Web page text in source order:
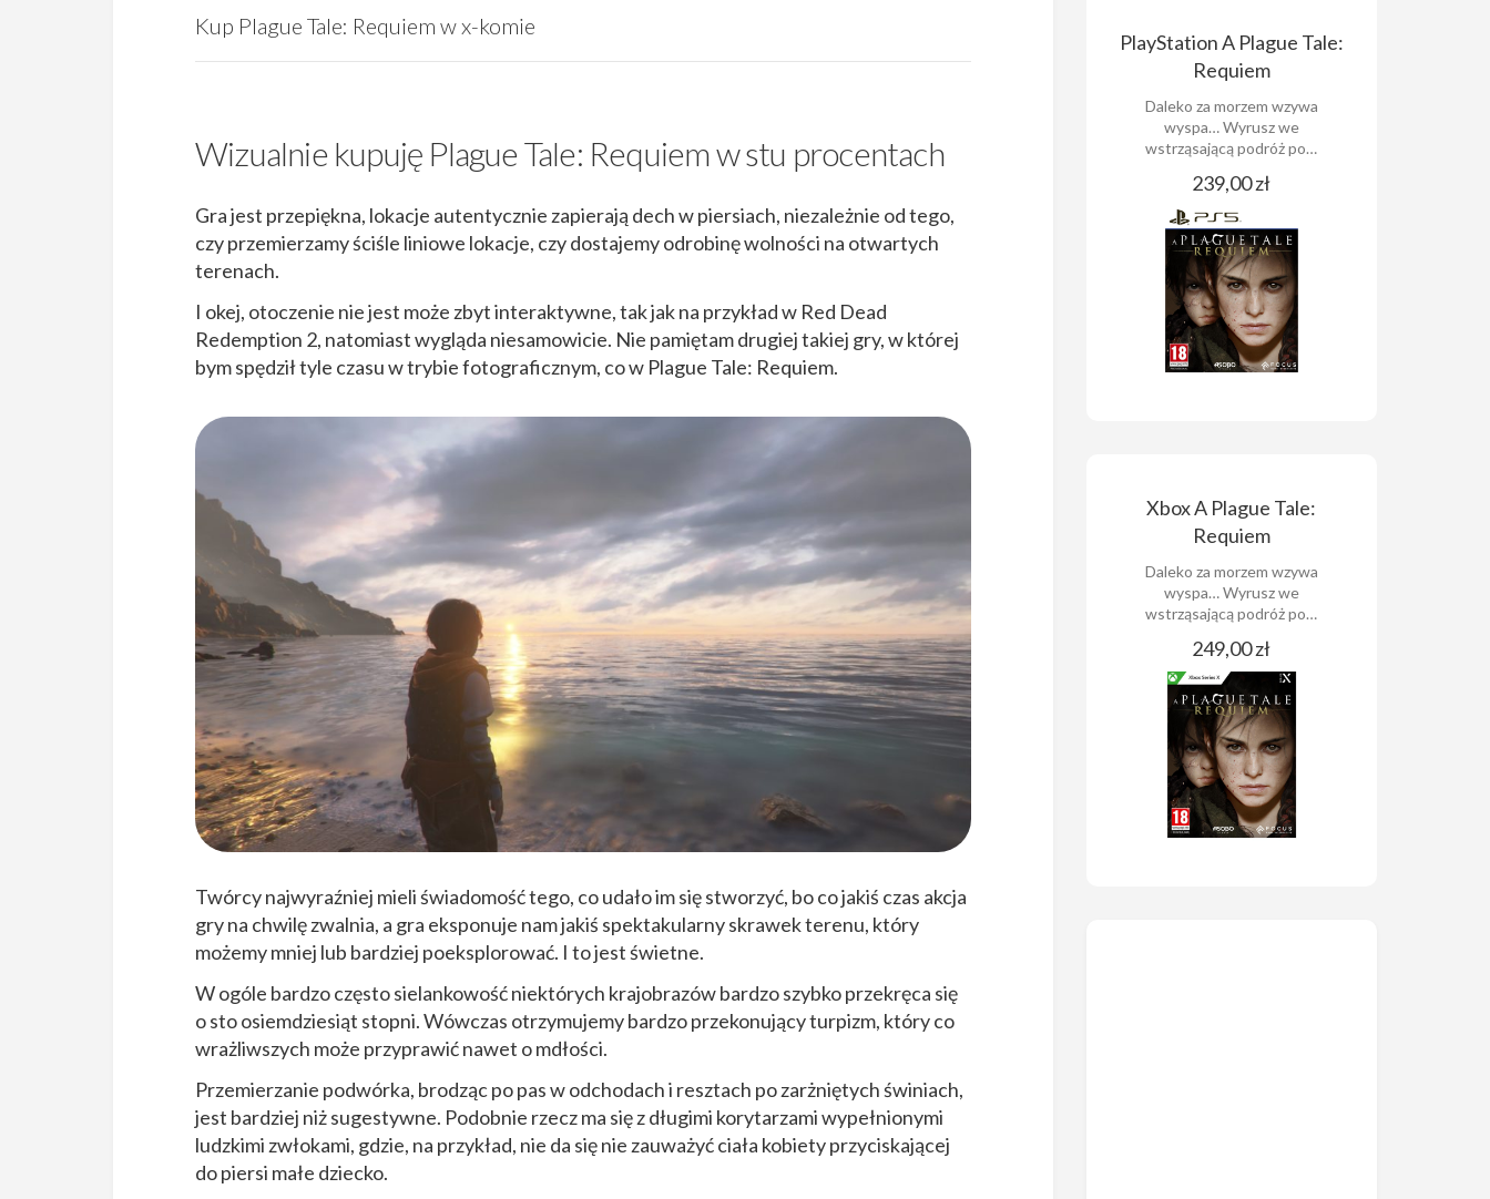
Kup Plague Tale: Requiem w x-komie
Wizualnie kupuję Plague Tale: Requiem w stu procentach
Gra jest przepiękna, lokacje autentycznie zapierają dech w piersiach, niezależnie od tego,
czy przemierzamy ściśle liniowe lokacje, czy dostajemy odrobinę wolności na otwartych
terenach.
I okej, otoczenie nie jest może zbyt interaktywne, tak jak na przykład w Red Dead
Redemption 2, natomiast wygląda niesamowicie. Nie pamiętam drugiej takiej gry, w której
bym spędził tyle czasu w trybie fotograficznym, co w Plague Tale: Requiem.
Twórcy najwyraźniej mieli świadomość tego, co udało im się stworzyć, bo co jakiś czas akcja
gry na chwilę zwalnia, a gra eksponuje nam jakiś spektakularny skrawek terenu, który
możemy mniej lub bardziej poeksplorować. I to jest świetne.
W ogóle bardzo często sielankowość niektórych krajobrazów bardzo szybko przekręca się
o sto osiemdziesiąt stopni. Wówczas otrzymujemy bardzo przekonujący turpizm, który co
wrażliwszych może przyprawić nawet o mdłości.
Przemierzanie podwórka, brodząc po pas w odchodach i resztach po zarżniętych świniach,
jest bardziej niż sugestywne. Podobnie rzecz ma się z długimi korytarzami wypełnionymi
ludzkimi zwłokami, gdzie, na przykład, nie da się nie zauważyć ciała kobiety przyciskającej
do piersi małe dziecko.
PlayStation A Plague Tale:
Requiem
Daleko za morzem wzywa
wyspa… Wyrusz we
wstrząsającą podróż po…
239,00 zł
Xbox A Plague Tale:
Requiem
Daleko za morzem wzywa
wyspa… Wyrusz we
wstrząsającą podróż po…
249,00 zł